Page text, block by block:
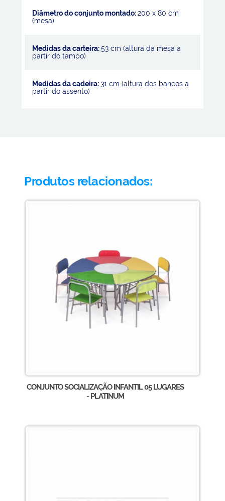
Diâmetro do conjunto montado:200 x 80 cm
(mesa)
Medidas da carteira:53 cm (altura da mesa a
partir do tampo)
Medidas da cadeira:31 cm (altura dos bancos a
partir do assento)
Produtos relacionados:
CONJUNTO SOCIALIZAÇÃO INFANTIL 05 LUGARES
- PLATINUM